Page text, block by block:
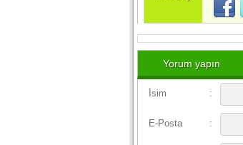
Yorum yapın
İsim :
E-Posta :